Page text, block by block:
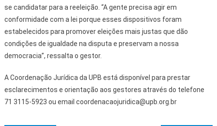
se candidatar para a reeleição. “A gente precisa agir em
conformidade com a lei porque esses dispositivos foram
estabelecidos para promover eleições mais justas que dão
condições de igualdade na disputa e preservam a nossa
democracia”, ressalta o gestor.
A Coordenação Jurídica da UPB está disponível para prestar
esclarecimentos e orientação aos gestores através do telefone
71 3115-5923 ou email coordenacaojuridica@upb.org.br